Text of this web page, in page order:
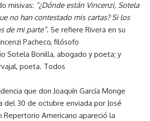
misivas: “¿Dónde están Vincenzi, Sotela
no han contestado mis cartas? Si los
de mi parte”. Se refiere Rivera en su
Pacheco, filósofo
Sotela Bonilla, abogado y poeta; y
poeta. Todos
que don Joaquín García Monge
del 30 de octubre enviada por José
Repertorio Americano apareció la